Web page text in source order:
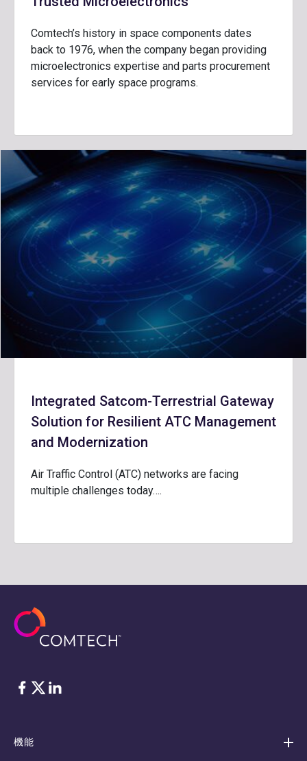
Comtech’s history in space components dates
back to 1976, when the company began providing
microelectronics expertise and parts procurement
services for early space programs.
Integrated Satcom-Terrestrial Gateway
Solution for Resilient ATC Management
and Modernization
Air Traffic Control (ATC) networks are facing
multiple challenges today….
フェイスブック Twitter
リンクトイン
機能